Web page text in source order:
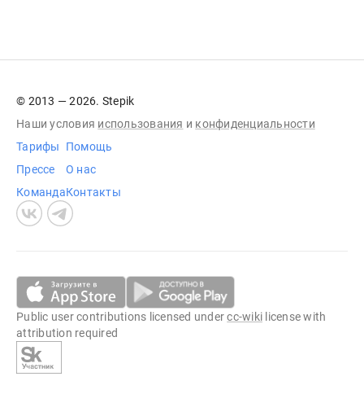
© 2013 — 2026. Stepik
Наши условия использования и конфиденциальности
Тарифы
Прессе
Команда
Помощь
О нас
Контакты
Public user contributions licensed undercc-wiki license with
attribution required